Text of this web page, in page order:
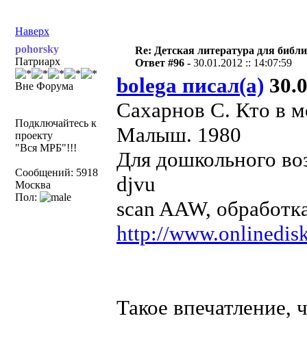
Наверх
pohorsky
Патриарх
Вне Форума
Подключайтесь к
проекту
"Вся МРБ"!!!
Сообщений: 5918
Москва
Пол:
Re: Детская литература для
Ответ #96 -30.01.2012 :: 14:07:59
bolega писал(а)
Сахарнов С. Кто в
Малыш. 1980
Для дошкольного
djvu
scan AAW,
http://
Такое впечатление,